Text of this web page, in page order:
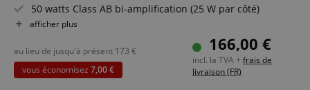
50 watts Class AB bi-amplification (25 W par côté)
Bluetooth 5.0
Construction interne optimisée pour amortir les
résonances
Entrées TRS jack (L/R, symétrique), paire RCA (L/R), jack
stéréo 3,5 mm
afficher plus
166,00 €
incl. la TVA + frais de
livraison (FR)
au lieu de jusqu'à présent 173 €
vous économisez 7,00 €